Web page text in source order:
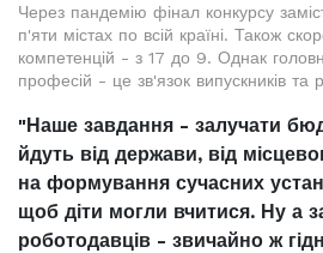
Через пандемію фінал конкурсу
п'яти містах по всій країні. Також
компетенцій - з 17 до 9. Однак
професій - це зв'язок випускників та
"Наше завдання - залучати
йдуть від держави, від
на формування сучасних
щоб діти могли вчитися. Ну а
роботодавців - звичайно ж